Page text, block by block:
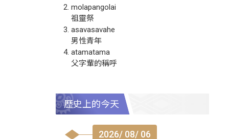
molapangolai
祖靈祭
asavasavahe
男性青年
atamatama
父字輩的稱呼
歷史上的今天
2026/ 08/ 06